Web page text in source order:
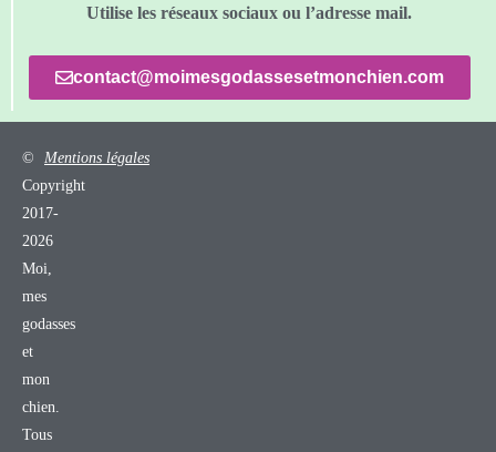
Utilise les réseaux sociaux ou l’adresse mail.
contact@moimesgodassesetmonchien.com
©
Copyright
2017-
2026
Moi,
mes
godasses
et
mon
chien.
Tous
Mentions légales